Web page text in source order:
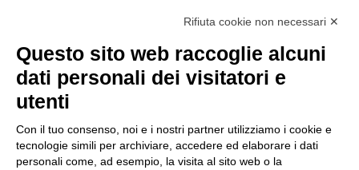
Categorie
Categorie
Rifiuta cookie non necessari ✕
Questo sito web raccoglie alcuni
dati personali dei visitatori e
utenti
Con il tuo consenso, noi e i nostri partner utilizziamo i cookie e
tecnologie simili per archiviare, accedere ed elaborare i dati
personali come, ad esempio, la visita al sito web o la